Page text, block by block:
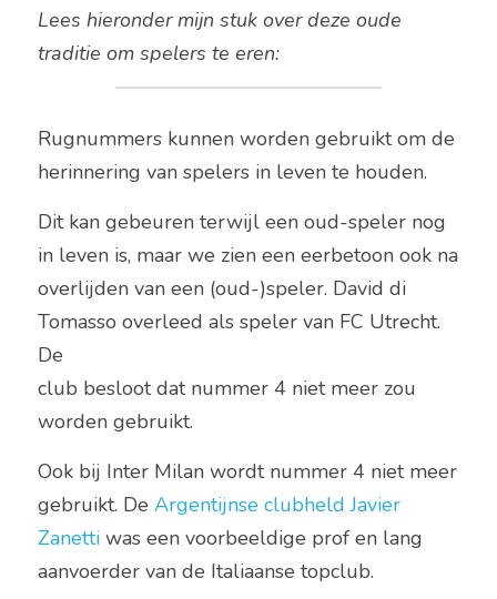
Lees hieronder mijn stuk over deze oude
traditie om spelers te eren:
Rugnummers kunnen worden gebruikt om de
herinnering van spelers in leven te houden.
Dit kan gebeuren terwijl een oud-speler nog
in leven is, maar we zien een eerbetoon ook na
overlijden van een (oud-)speler. David di
Tomasso overleed als speler van FC Utrecht.
De
club besloot dat nummer 4 niet meer zou
worden gebruikt.
Ook bij Inter Milan wordt nummer 4 niet meer
gebruikt. De Argentijnse clubheld Javier
Zanetti was een voorbeeldige prof en lang
aanvoerder van de Italiaanse topclub.